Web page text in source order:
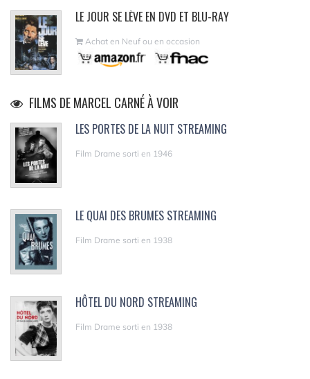
LE JOUR SE LÈVE EN DVD ET BLU-RAY
Achat en Neuf ou en occasion
FILMS DE MARCEL CARNÉ À VOIR
LES PORTES DE LA NUIT STREAMING
Film Drame sorti en 1946
LE QUAI DES BRUMES STREAMING
Film Drame sorti en 1938
HÔTEL DU NORD STREAMING
Film Drame sorti en 1938